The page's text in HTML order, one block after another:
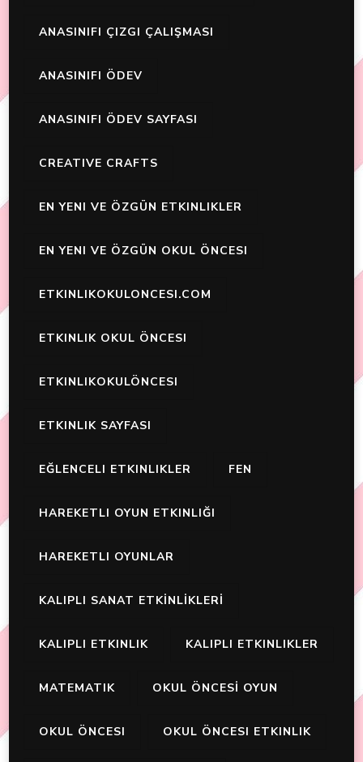
ANASINIFI ÇIZGI ÇALIŞMASI
ANASINIFI ÖDEV
ANASINIFI ÖDEV SAYFASI
CREATIVE CRAFTS
EN YENI VE ÖZGÜN ETKINLIKLER
EN YENI VE ÖZGÜN OKUL ÖNCESI
ETKINLIKOKULONCESI.COM
ETKINLIK OKUL ÖNCESI
ETKINLIKOKULÖNCESI
ETKINLIK SAYFASI
EĞLENCELI ETKINLIKLER FEN
HAREKETLI OYUN ETKINLIĞI
HAREKETLI OYUNLAR
KALIPLI SANAT ETKİNLİKLERİ
KALIPLI ETKINLIK KALIPLI ETKINLIKLER
MATEMATIK OKUL ÖNCESİ OYUN
OKUL ÖNCESI OKUL ÖNCESI ETKINLIK